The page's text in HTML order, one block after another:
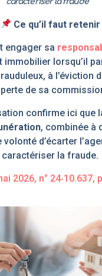
Ce qu’il faut retenir
engager sa
immobilier lorsqu’il
à l’éviction
de sa
confirme ici que
, combinée à
volonté d’écarter
caractériser la fraude.
2026, n° 24‑10.637,